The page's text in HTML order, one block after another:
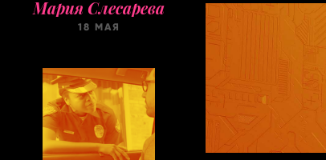
Мария Слесарева
18 МАЯ